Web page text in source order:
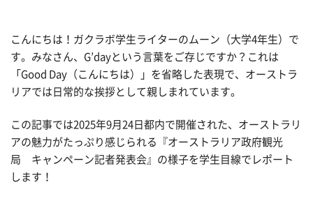
こんにちは！ガクラボ学生ライターのムーン（大学4年生）で
す。みなさん、 G’dayという言葉をご存じですか？これは
「Good Day （こんにちは）」を省略した表現で、オーストラ
リアでは日常的な挨拶として親しまれています。
この記事では2025年9月24日都内で開催された、オーストラリ
アの魅力がたっぷり感じられる『オーストラリア政府観光
局 キャンペーン記者発表会 』の様子を学生目線でレポート
します！